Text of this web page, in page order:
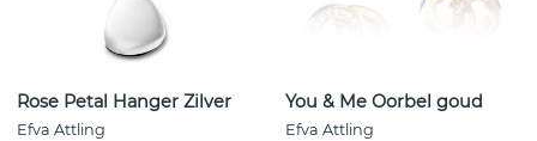
Rose Petal Hanger Zilver
Efva Attling
You & Me Oorbel goud
Efva Attling